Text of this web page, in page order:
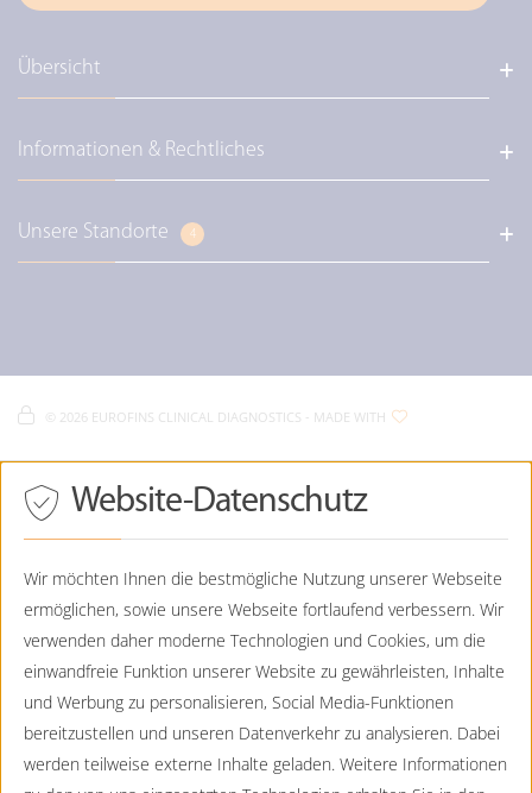
Übersicht
Über uns / Unser Leitbild
Diagnostik / Pränataldiagnostik
Diagnostik / Perinatale Diagnostik
Informationen & Rechtliches
Eurofins Deutschland
Eurofins Humangenetik - Cookie Policy
Unsere Standorte 4
089 - 23237356-550
Humangenetik@CTDE.EurofinsEU.com
Eurofins Humangenetik
Viktoriastraße 3b
0821 - 7898-5042
0821-7898-5001
Humangenetik.Augsburg@CTDE.EurofinsEU.com
Eurofins Humangenetik
Aiblingerstraße 8
D-80639 München
2026 EUROFINS CLINICAL DIAGNOSTICS - MADE WITH
Drücken
Sie
Tab,
durch
Optionen
zu
ESC
lehnt
Cookies
ab.
Website-Datenschutz
Wir möchten Ihnen die bestmögliche Nutzung unserer Webseite
ermöglichen, sowie unsere Webseite fortlaufend verbessern. Wir
verwenden daher moderne Technologien und Cookies, um die
einwandfreie Funktion unserer Website zu gewährleisten, Inhalte
und Werbung zu personalisieren, Social Media-Funktionen
bereitzustellen und unseren Datenverkehr zu analysieren. Dabei
werden teilweise externe Inhalte geladen. Weitere Informationen